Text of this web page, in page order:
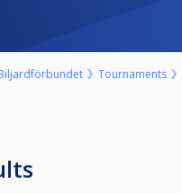
Tournaments